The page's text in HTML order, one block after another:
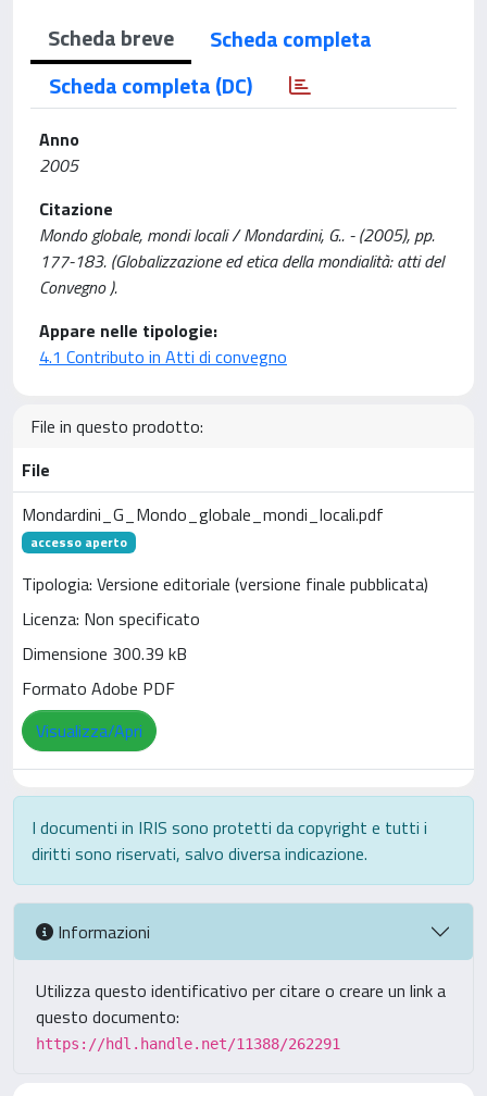
Scheda breve
Scheda completa
Scheda completa (DC)
Anno
2005
Citazione
Mondo globale, mondi locali / Mondardini, G.. - (2005), pp.
177-183. (Globalizzazione ed etica della mondialità: atti del
Convegno ).
Appare nelle tipologie:
4.1 Contributo in Atti di convegno
File in questo prodotto:
File
Mondardini_G_Mondo_globale_mondi_locali.pdf
accesso aperto
Tipologia: Versione editoriale (versione finale pubblicata)
Licenza: Non specificato
Dimensione 300.39 kB
Formato Adobe PDF
Visualizza/Apri
I documenti in IRIS sono protetti da copyright e tutti i
diritti sono riservati, salvo diversa indicazione.
Informazioni
Utilizza questo identificativo per citare o creare un link a
questo documento:
https://hdl.handle.net/11388/262291